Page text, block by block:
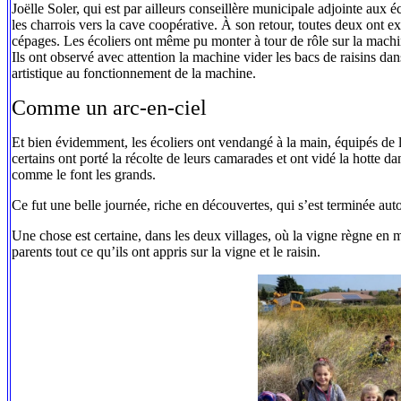
Joëlle Soler, qui est par ailleurs conseillère municipale adjointe aux
les charrois vers la cave coopérative. À son retour, toutes deux ont
cépages. Les écoliers ont même pu monter à tour de rôle sur la
Ils ont observé avec attention la machine vider les bacs de raisins
artistique au fonctionnement de la machine.
Comme un arc-en-ciel
Et bien évidemment, les écoliers ont vendangé à la main, équipés
certains ont porté la récolte de leurs camarades et ont vidé la hotte
comme le font les grands.
Ce fut une belle journée, riche en découvertes, qui s’est terminée
Une chose est certaine, dans les deux villages, où la vigne règne en
parents tout ce qu’ils ont appris sur la vigne et le raisin.